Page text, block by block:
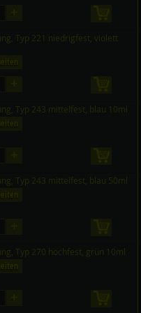
Typ 221 niedrigfest, violett
Typ 243 mittelfest, blau 10ml
Typ 243 mittelfest, blau 50ml
Typ 270 hochfest, grün 10ml